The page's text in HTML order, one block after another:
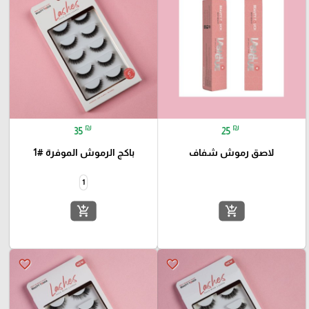
25 ₪
لاصق رموش شفاف
add_shopping_cart
35 ₪
باكج الرموش الموفرة #1
1
add_shopping_cart
favorite_border
favorite_border